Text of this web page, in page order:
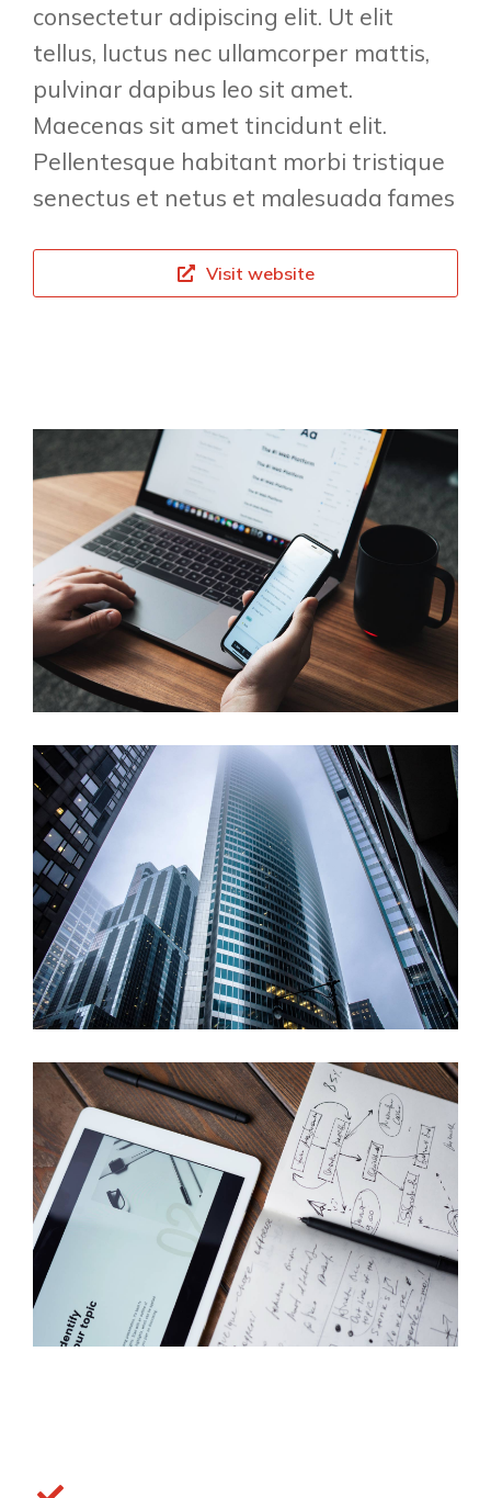
consectetur adipiscing elit. Ut elit
tellus, luctus nec ullamcorper mattis,
pulvinar dapibus leo sit amet.
Maecenas sit amet tincidunt elit.
Pellentesque habitant morbi tristique
senectus et netus et malesuada fames
Visit website